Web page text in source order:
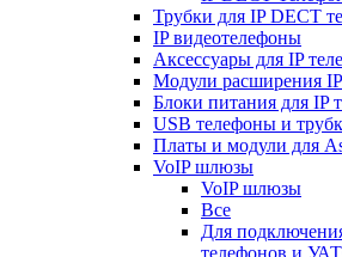
Трубки для IP DECT
IP видеотелефоны
Аксессуары для IP
Модули расширения
Блоки питания для IP
USB телефоны и
Платы и модули для
VoIP шлюзы
VoIP шлюзы
Все
Для
телефонов и